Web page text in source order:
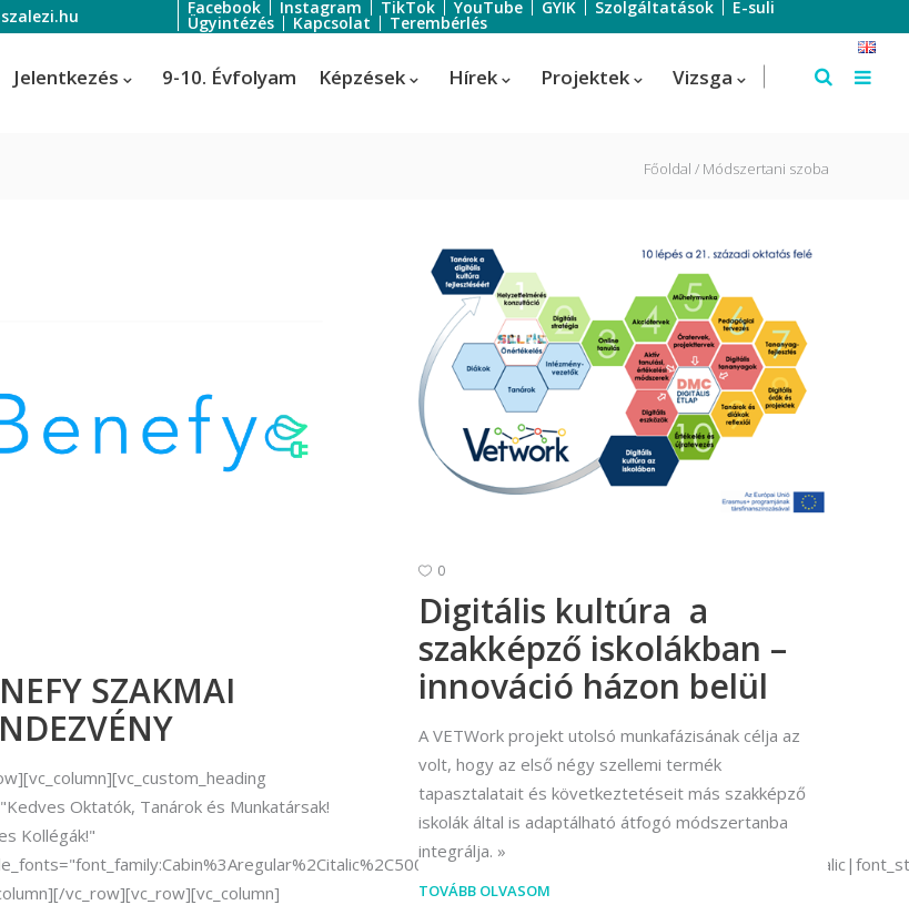
Facebook Instagram TikTok YouTube GYIK Szolgáltatások E-suli
Ügyintézés Kapcsolat Terembérlés
Jelentkezés 9-10. Évfolyam Képzések
designer
Turisztikai technikus – 1 éves
képzés!
Turisztikai technikus
(Idegenvezető)
Turisztikai technikus (turisztikai
szervező)
Hírek Projektek Vizsga
Főoldal Módszertani szoba
SZAKMAI
Oktatók, Tanárok és Munkatársak!
Kollégák!"
vc_row][vc_row][vc_column]
0
Digitális kultúra a
szakképző iskolákban –
innováció házon belül
A VETWork projekt utolsó munkafázisának célja az
volt, hogy az első négy szellemi termék
tapasztalatait és következtetéseit más szakképző
iskolák által is adaptálható átfogó módszertanba
integrálja.
TOVÁBB OLVASOM